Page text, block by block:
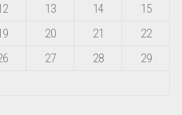
13 14
15
20 21
22
27 28
29